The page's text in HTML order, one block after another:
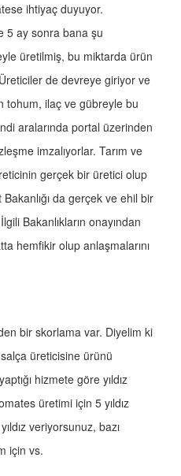
ihtiyaç duyuyor.
5 ay sonra bana şu
üretilmiş, bu miktarda ürün
de devreye giriyor ve
tohum, ilaç ve gübreyle bu
aralarında portal üzerinden
imzalıyorlar. Tarım ve
gerçek bir üretici olup
Bakanlığı da gerçek ve ehil bir
Bakanlıkların onayından
hemfikir olup anlaşmalarını
bir skorlama var. Diyelim ki
üreticisine ürünü
hizmete göre yıldız
üretimi için 5 yıldız
veriyorsunuz, bazı
için vs.